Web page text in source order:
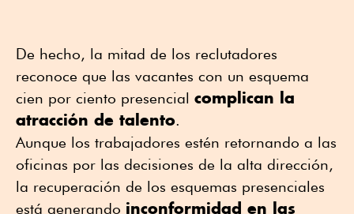
De hecho, la mitad de los reclutadores
reconoce que las vacantes con un esquema
cien por ciento presencial complican la
atracción de talento.
Aunque los trabajadores estén retornando a las
oficinas por las decisiones de la alta dirección,
la recuperación de los esquemas presenciales
está generando inconformidad en las